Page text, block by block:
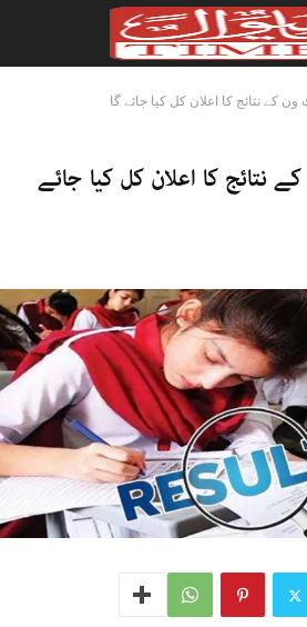
ون کے نتائج کا اعلان کل کیا جائے گا
نتائج کا اعلان کل کیا جائے